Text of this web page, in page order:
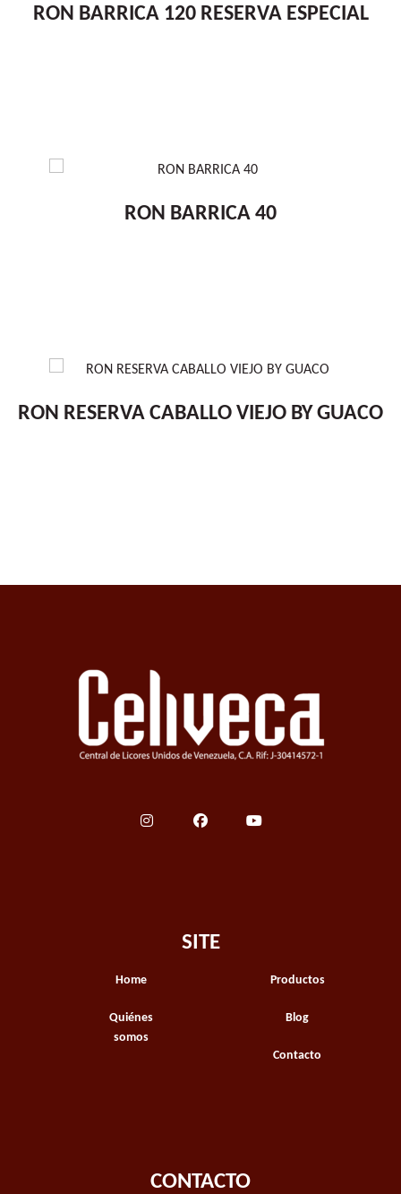
RON BARRICA 120 RESERVA ESPECIAL
RON BARRICA 40
RON RESERVA CABALLO VIEJO BY GUACO
SITE
Home
Quiénes
somos
Productos
Blog
Contacto
CONTACTO